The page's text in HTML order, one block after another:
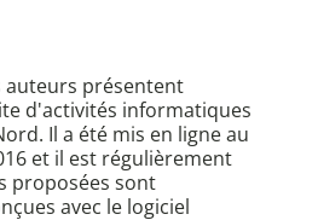
auteurs présentent
d'activités informatiques
Il a été mis en ligne au
et il est régulièrement
proposées sont
avec le logiciel